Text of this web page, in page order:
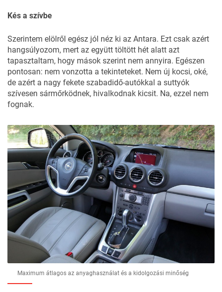
Kés a szívbe
Szerintem elölről egész jól néz ki az Antara. Ezt csak azért
hangsúlyozom, mert az együtt töltött hét alatt azt
tapasztaltam, hogy mások szerint nem annyira. Egészen
pontosan: nem vonzotta a tekinteteket. Nem új kocsi, oké,
de azért a nagy fekete szabadidő-autókkal a suttyók
szívesen sármőrködnek, hivalkodnak kicsit. Na, ezzel nem
fognak.
Maximum átlagos az anyaghasználat és a kidolgozási minőség